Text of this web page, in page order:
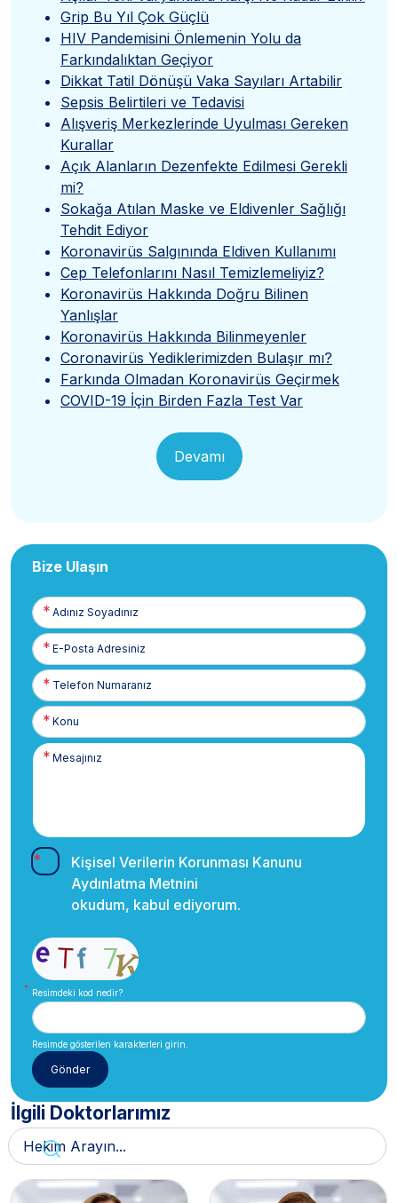
Grip Bu Yıl Çok Güçlü
HIV Pandemisini Önlemenin Yolu da
Farkındalıktan Geçiyor
Dikkat Tatil Dönüşü Vaka Sayıları Artabilir
Sepsis Belirtileri ve Tedavisi
Alışveriş Merkezlerinde Uyulması Gereken
Kurallar
Açık Alanların Dezenfekte Edilmesi Gerekli
mi?
Sokağa Atılan Maske ve Eldivenler Sağlığı
Tehdit Ediyor
Koronavirüs Salgınında Eldiven Kullanımı
Cep Telefonlarını Nasıl Temizlemeliyiz?
Koronavirüs Hakkında Doğru Bilinen
Yanlışlar
Koronavirüs Hakkında Bilinmeyenler
Coronavirüs Yediklerimizden Bulaşır mı?
Farkında Olmadan Koronavirüs Geçirmek
COVID-19 İçin Birden Fazla Test Var
Devamı
Bize Ulaşın
Adınız
Soyadınız
E-
Posta
Telefon
Numaranız
Kişisel Verilerin Korunması Kanunu
Aydınlatma Metnini
okudum, kabul ediyorum.
Resimdeki kod nedir?
Resimde gösterilen karakterleri girin.
İlgili Doktorlarımız